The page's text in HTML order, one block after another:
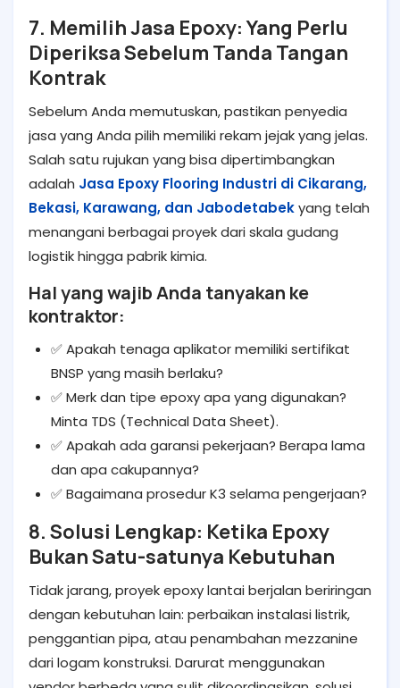
7. Memilih Jasa Epoxy: Yang Perlu
Diperiksa Sebelum Tanda Tangan
Kontrak
Sebelum Anda memutuskan, pastikan penyedia
jasa yang Anda pilih memiliki rekam jejak yang jelas.
Salah satu rujukan yang bisa dipertimbangkan
adalah Jasa Epoxy Flooring Industri di Cikarang,
Bekasi, Karawang, dan Jabodetabekyang telah
menangani berbagai proyek dari skala gudang
logistik hingga pabrik kimia.
Hal yang wajib Anda tanyakan ke
kontraktor:
✅ Apakah tenaga aplikator memiliki sertifikat
BNSP yang masih berlaku?
✅ Merk dan tipe epoxy apa yang digunakan?
Minta TDS (Technical Data Sheet).
✅ Apakah ada garansi pekerjaan? Berapa lama
dan apa cakupannya?
✅ Bagaimana prosedur K3 selama pengerjaan?
8. Solusi Lengkap: Ketika Epoxy
Bukan Satu-satunya Kebutuhan
Tidak jarang, proyek epoxy lantai berjalan beriringan
dengan kebutuhan lain: perbaikan instalasi listrik,
penggantian pipa, atau penambahan mezzanine
dari logam konstruksi. Darurat menggunakan